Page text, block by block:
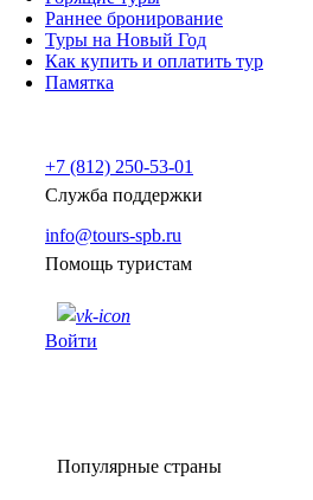
Раннее бронирование
Туры на Новый Год
Как купить и оплатить тур
Памятка
+7 (812) 250-53-01
Служба поддержки
info@tours-spb.ru
Помощь туристам
Войти
Популярные страны